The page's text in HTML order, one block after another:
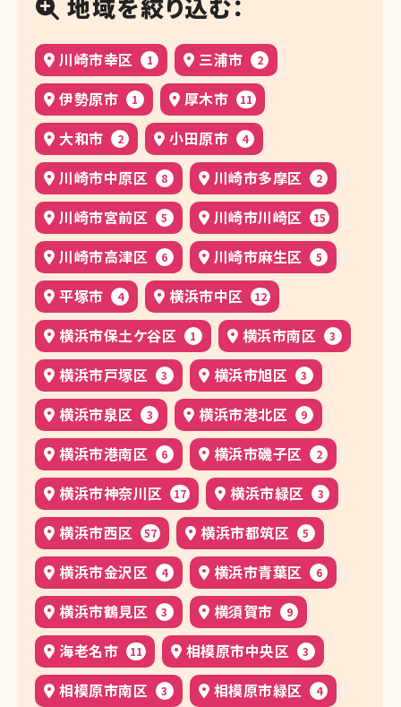
地域を絞り込む：
川崎市幸区 1 三浦市 2
伊勢原市 1 厚木市 11
大和市 2 小田原市 4
川崎市中原区 8 川崎市多摩区 2
川崎市宮前区 5 川崎市川崎区 15
川崎市高津区 6 川崎市麻生区 5
平塚市 4 横浜市中区 12
横浜市保土ケ谷区 1 横浜市南区 3
横浜市戸塚区 3 横浜市旭区 3
横浜市泉区 3 横浜市港北区 9
横浜市港南区 6 横浜市磯子区 2
横浜市神奈川区 17 横浜市緑区 3
横浜市西区 57 横浜市都筑区 5
横浜市金沢区 4 横浜市青葉区 6
横浜市鶴見区 3 横須賀市 9
海老名市 11 相模原市中央区 3
相模原市南区 3 相模原市緑区 4